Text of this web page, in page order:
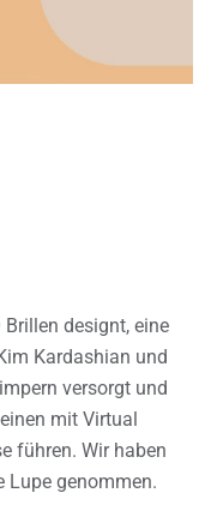
Brillen designt, eine
Kardashian und
versorgt und
mit Virtual
führen. Wir haben
Lupe genommen.